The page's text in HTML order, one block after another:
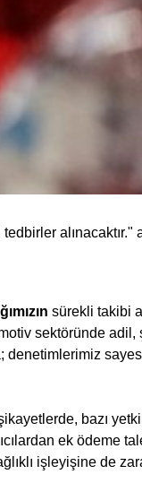
tedbirler alınacaktır."
sürekli takibi
sektöründe adil,
bazı
ek ödeme
işleyişine de